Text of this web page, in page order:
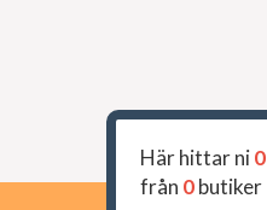
Här hittar ni0
från 0butiker